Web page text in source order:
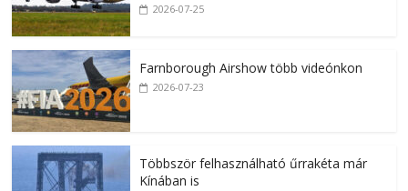
2026-07-25
Farnborough Airshow több videónkon
2026-07-23
Többször felhasználható űrrakéta már
Kínában is